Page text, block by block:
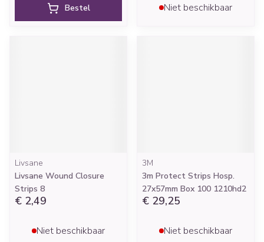
Bestel Niet beschikbaar
Livsane
Livsane Wound Closure
Strips 8
€ 2,49
Niet beschikbaar
3M
3m Protect Strips Hosp.
27x57mm Box 100 1210hd2
€ 29,25
Niet beschikbaar